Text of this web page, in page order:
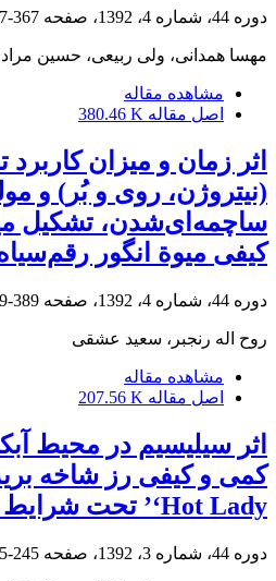
دوره 44، شماره 4، 1392، صفحه 367-377
مهسا همدانی، ولی ربیعی، حسین
مشاهده مقاله
اصل مقاله 380.46 K
اثر زمان و میزان
(نیتروژن، روی و بُر) و
ساچمه‌ای‌شدن، تشکیل
کیفی میوة انگور
دوره 44، شماره 4، 1392، صفحه 389-399
روح اله رنجبر، سعید عشقی
مشاهده مقاله
اصل مقاله 207.56 K
اثر سیلیسیم در محیط
‘Hot Lady’ تحت شرایط تنش شوری
دوره 44، شماره 3، 1392، صفحه 245-255